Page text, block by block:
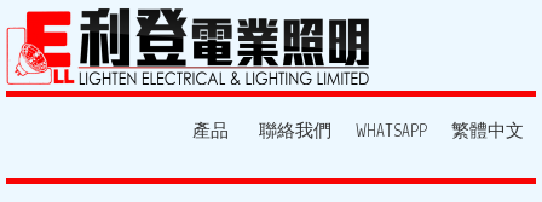
產品 聯絡我們 WHATSAPP 繁體中文